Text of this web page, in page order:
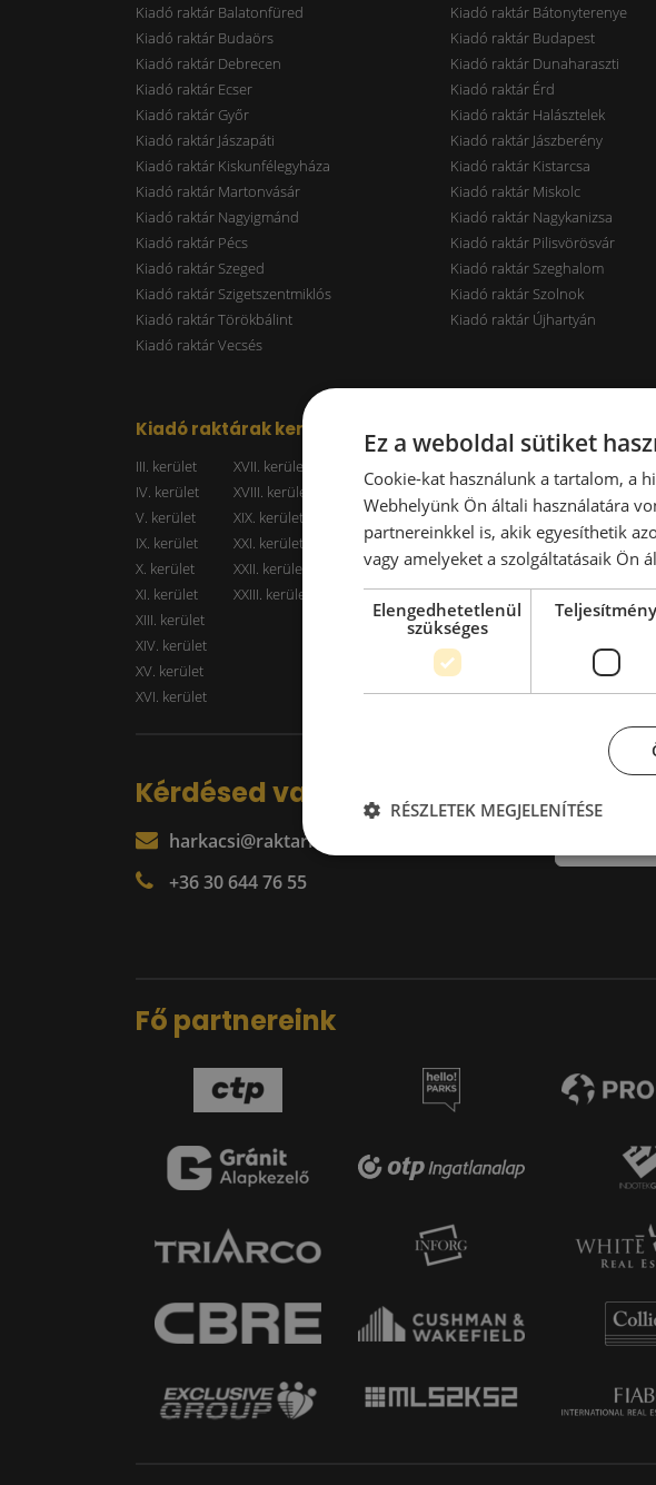
Kiadó raktár Balatonfüred
Kiadó raktár Bátonyterenye
Kiadó raktár Budaörs
Kiadó raktár Budapest
Kiadó raktár Debrecen
Kiadó raktár Dunaharaszti
Kiadó raktár Ecser
Kiadó raktár Érd
Kiadó raktár Győr
Kiadó raktár Halásztelek
Kiadó raktár Jászapáti
Kiadó raktár Jászberény
Kiadó raktár Kiskunfélegyháza
Kiadó raktár Kistarcsa
Kiadó raktár Martonvásár
Kiadó raktár Miskolc
Kiadó raktár Nagyigmánd
Kiadó raktár Nagykanizsa
Kiadó raktár Pécs
Kiadó raktár Pilisvörösvár
Kiadó raktár Szeged
Kiadó raktár Szeghalom
Kiadó raktár Szigetszentmiklós
Kiadó raktár Szolnok
Kiadó raktár Törökbálint
Kiadó raktár Újhartyán
Kiadó raktár Vecsés
Kiadó raktárak kerületenként
III. kerület
IV. kerület
V. kerület
IX. kerület
X. kerület
XI. kerület
XIII. kerület
XIV. kerület
XV. kerület
XVI. kerület
XVII. kerület
XVIII. kerület
XIX. kerület
XXI. kerület
XXII. kerület
XXIII. kerület
Raktárak ár szerint
Kiadó raktár 7-10 EUR
Kiadó raktár 10-14 EUR
Kiadó raktár > 14 EUR
Kérdésed van?
harkacsi@raktarkereso.hu
+36 30 644 76 55
Hírlevél
Fő partnereink
Ez a weboldal sütiket
Cookie-kat használunk a tartalom, a
Webhelyünk Ön általi használatára
partnereinkkel is, akik egyesíthetik
vagy amelyeket a szolgáltatásaik Ön
Elengedhetetlenül
szükséges
Teljesítmény
RÉSZLETEK MEGJELENÍTÉSE